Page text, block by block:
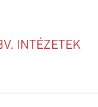
INTÉZETEK